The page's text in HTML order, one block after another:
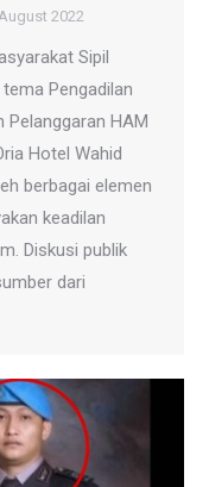
2022
Sipil
Pengadilan
Pelanggaran HAM
Hotel Wahid
berbagai elemen
keadilan
Diskusi publik
dari